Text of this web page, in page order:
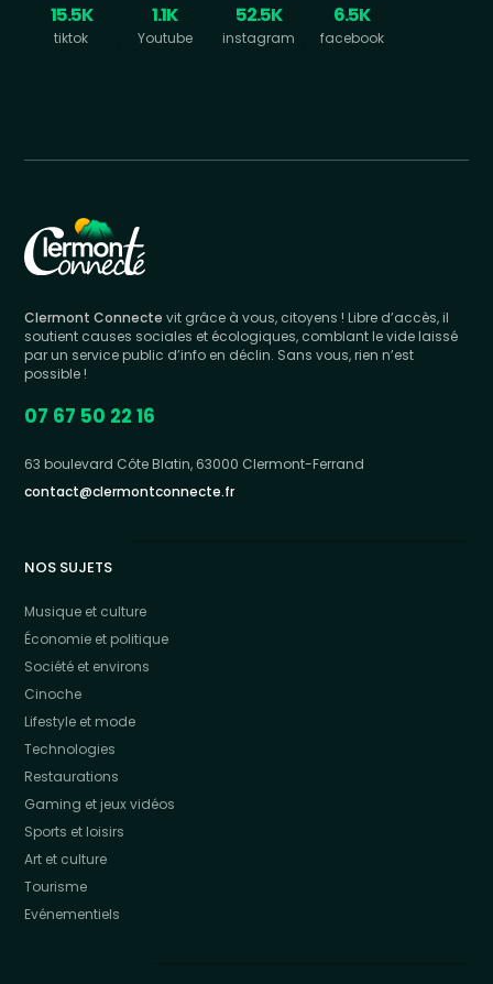
15.5K
tiktok
1.1K
Youtube
52.5K
instagram
6.5K
facebook
Clermont Connecte vit grâce à vous, citoyens ! Libre d’accès, il
soutient causes sociales et écologiques, comblant le vide laissé
par un service public d’info en déclin. Sans vous, rien n’est
possible !
07 67 50 22 16
63 boulevard Côte Blatin, 63000 Clermont-Ferrand
contact@clermontconnecte.fr
NOS SUJETS
Musique et culture
Économie et politique
Société et environs
Cinoche
Lifestyle et mode
Technologies
Restaurations
Gaming et jeux vidéos
Sports et loisirs
Art et culture
Tourisme
Evénementiels